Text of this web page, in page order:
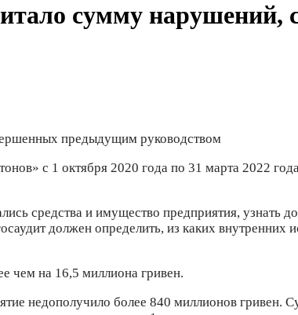
сумму
с 1 октября 2020 года по 31 марта 2022
средства и имущество предприятия, узнать
должен определить, из каких внутренних
чем на 16,5 миллиона гривен.
недополучило более 840 миллионов